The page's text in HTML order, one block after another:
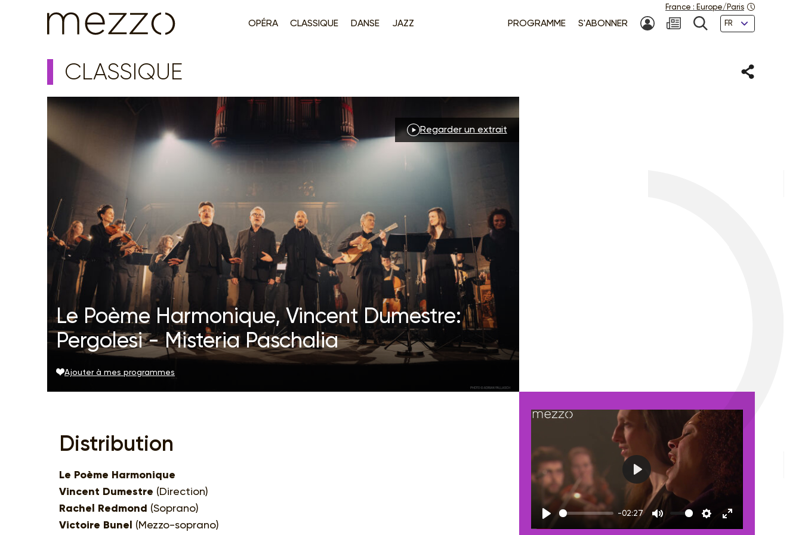
OPÉRA CLASSIQUE DANSE JAZZ PROGRAMME S'ABONNER MON COMPTE
NEWSLETTER
RECHERCHE
Langues
France : Europe/Paris
CLASSIQUE Partager
Le Poème Harmonique, Vincent Dumestre:
Pergolesi - Misteria Paschalia
Regarder un extrait
Ajouter à mes programmes
Distribution
Le Poème Harmonique
Vincent Dumestre (Direction)
Rachel Redmond (Soprano)
Victoire Bunel (Mezzo-soprano) Play
-02:27
Mute Settings
Enter
Play